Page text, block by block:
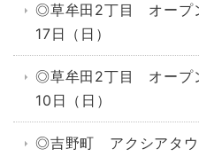
◎草牟田2丁目 オープ
17日（日）
◎草牟田2丁目 オープ
10日（日）
◎吉野町 アクシアタ